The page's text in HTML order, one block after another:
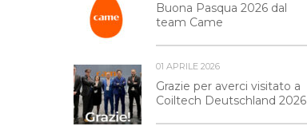
Buona Pasqua 2026 dal
team Came
01 APRILE 2026
Grazie per averci visitato a
Coiltech Deutschland 2026